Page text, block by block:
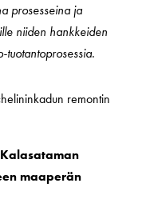
prosesseina ja
niiden hankkeiden
tuotantoprosessia.
remontin
maaperän